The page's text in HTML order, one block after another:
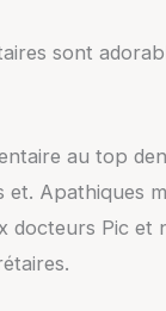
sont
au top
et. Apathiques
docteurs Pic et